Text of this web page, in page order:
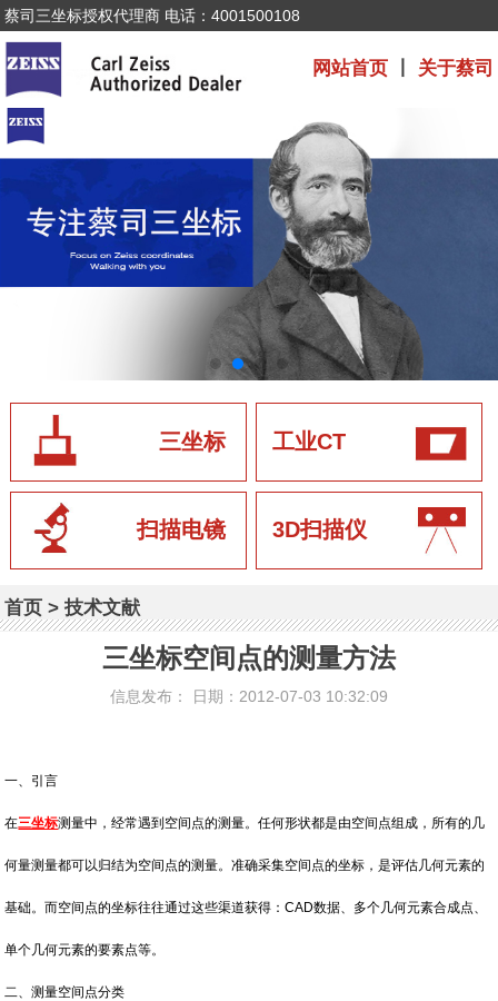
蔡司三坐标授权代理商 电话：4001500108
网站首页丨 关于蔡司
三坐标 工业CT
扫描电镜 3D扫描仪
首页 >技术文献
三坐标空间点的测量方法
信息发布： 日期：2012-07-03 10:32:09
一、 引言
在三坐标测量中，经常遇到空间点的测量。任何形状都是由空间点组成，所有的几
何量测量都可以归结为空间点的测量。准确采集空间点的坐标，是评估几何元素的
基础。而空间点的坐标往往通过这些渠道获得：CAD数据、多个几何元素合成点、
单个几何元素的要素点等。
二、测量空间点分类